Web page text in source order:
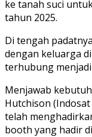
ke tanah suci
tahun 2025.
Di tengah
dengan keluarga
terhubung
Menjawab
Hutchison
telah
booth yang hadir